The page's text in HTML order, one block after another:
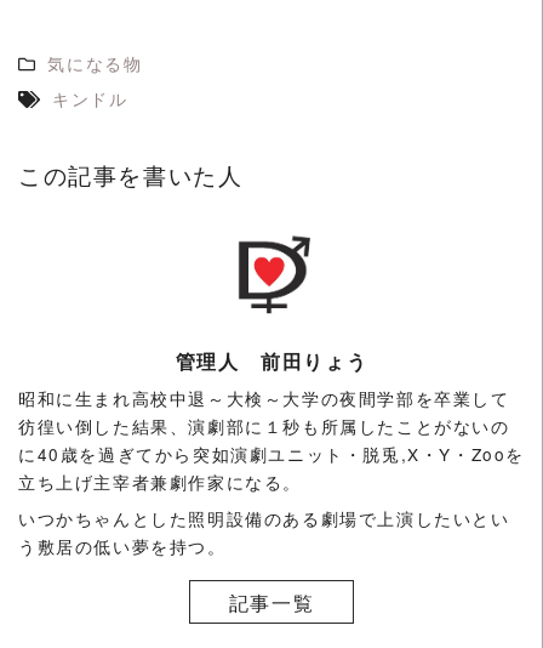
気になる物
キンドル
この記事を書いた人
管理人 前田りょう
昭和に生まれ高校中退～大検～大学の夜間学部を卒業して
彷徨い倒した結果、演劇部に１秒も所属したことがないの
に40歳を過ぎてから突如演劇ユニット・脱兎,X・Y・Zooを
立ち上げ主宰者兼劇作家になる。
いつかちゃんとした照明設備のある劇場で上演したいとい
う敷居の低い夢を持つ。
記事一覧